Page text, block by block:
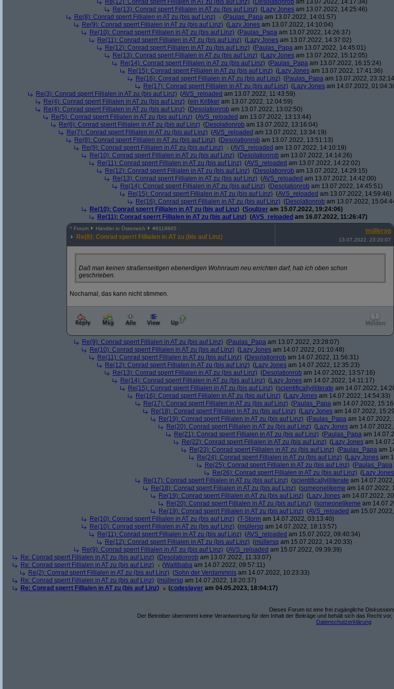
Re(12): Conrad sperrt Fillialen in AT zu (bis auf Linz) (Desolationrob am 13.07.2022, 14:17:34)
Re(13): Conrad sperrt Fillialen in AT zu (bis auf Linz) (Lazy Jones am 13.07.2022, 14:25:46)
Re(8): Conrad sperrt Fillialen in AT zu (bis auf Linz)
(Paulas_Papa am 13.07.2022, 14:01:57)
Re(9): Conrad sperrt Fillialen in AT zu (bis auf Linz) (Lazy Jones am 13.07.2022, 14:10:04)
Re(10): Conrad sperrt Fillialen in AT zu (bis auf Linz) (Paulas_Papa am 13.07.2022, 14:26:37)
Re(11): Conrad sperrt Fillialen in AT zu (bis auf Linz) (Lazy Jones am 13.07.2022, 14:37:02)
Re(12): Conrad sperrt Fillialen in AT zu (bis auf Linz) (Paulas_Papa am 13.07.2022, 14:45:01)
Re(13): Conrad sperrt Fillialen in AT zu (bis auf Linz) (Lazy Jones am 13.07.2022, 15:12:05)
Re(14): Conrad sperrt Fillialen in AT zu (bis auf Linz) (Paulas_Papa am 13.07.2022, 16:15:24)
Re(15): Conrad sperrt Fillialen in AT zu (bis auf Linz) (Lazy Jones am 13.07.2022, 17:41:36)
Re(16): Conrad sperrt Fillialen in AT zu (bis auf Linz) (Paulas_Papa am 13.07.2022,
Re(17): Conrad sperrt Fillialen in AT zu (bis auf Linz) (Lazy Jones am 14.07.2022,
Re(3): Conrad sperrt Fillialen in AT zu (bis auf Linz) (AVS_reloaded am 13.07.2022, 11:43:59)
Re(4): Conrad sperrt Fillialen in AT zu (bis auf Linz) (ein Kritiker am 13.07.2022, 12:04:59)
Re(4): Conrad sperrt Fillialen in AT zu (bis auf Linz) (Desolationrob am 13.07.2022, 13:02:50)
Re(5): Conrad sperrt Fillialen in AT zu (bis auf Linz) (AVS_reloaded am 13.07.2022, 13:13:44)
Re(6): Conrad sperrt Fillialen in AT zu (bis auf Linz) (Desolationrob am 13.07.2022, 13:16:04)
Re(7): Conrad sperrt Fillialen in AT zu (bis auf Linz) (AVS_reloaded am 13.07.2022, 13:34:19)
Re(8): Conrad sperrt Fillialen in AT zu (bis auf Linz) (Desolationrob am 13.07.2022, 13:51:13)
Re(9): Conrad sperrt Fillialen in AT zu (bis auf Linz)
(AVS_reloaded am 13.07.2022, 14:10:19)
Re(10): Conrad sperrt Fillialen in AT zu (bis auf Linz) (Desolationrob am 13.07.2022, 14:14:26)
Re(11): Conrad sperrt Fillialen in AT zu (bis auf Linz) (AVS_reloaded am 13.07.2022, 14:22:02)
Re(12): Conrad sperrt Fillialen in AT zu (bis auf Linz) (Desolationrob am 13.07.2022, 14:29:15)
Re(13): Conrad sperrt Fillialen in AT zu (bis auf Linz) (AVS_reloaded am 13.07.2022, 14:42:00)
Re(14): Conrad sperrt Fillialen in AT zu (bis auf Linz) (Desolationrob am 13.07.2022, 14:45:51)
Re(15): Conrad sperrt Fillialen in AT zu (bis auf Linz) (AVS_reloaded am 13.07.2022, 14:59:46)
Re(16): Conrad sperrt Fillialen in AT zu (bis auf Linz) (Desolationrob am 13.07.2022,
Re(10): Conrad sperrt Fillialen in AT zu (bis auf Linz) (Soulizer am 15.07.2022, 19:24:06)
Re(11): Conrad sperrt Fillialen in AT zu (bis auf Linz) (AVS_reloaded am 16.07.2022, 11:26:47)
^ Forum Händler in Österreich #8119865
Re(8): Conrad sperrt Fillialen in AT zu (bis auf Linz)
müllersq
13.07.2022, 23:20:07
Daß man keinen straßenseitigen ebenerdigen Wohnraum neu errichten darf, hab ich oben schon
geschrieben.
Nochamal, das kann nicht stimmen.
Re(9): Conrad sperrt Fillialen in AT zu (bis auf Linz) (Paulas_Papa am 13.07.2022, 23:28:07)
Re(10): Conrad sperrt Fillialen in AT zu (bis auf Linz) (Lazy Jones am 14.07.2022, 01:10:48)
Re(11): Conrad sperrt Fillialen in AT zu (bis auf Linz) (Desolationrob am 14.07.2022, 11:56:31)
Re(12): Conrad sperrt Fillialen in AT zu (bis auf Linz) (Lazy Jones am 14.07.2022, 12:35:23)
Re(13): Conrad sperrt Fillialen in AT zu (bis auf Linz) (Desolationrob am 14.07.2022, 13:57:16)
Re(14): Conrad sperrt Fillialen in AT zu (bis auf Linz) (Lazy Jones am 14.07.2022, 14:11:17)
Re(15): Conrad sperrt Fillialen in AT zu (bis auf Linz) (scientificallyilliterate am 14.07.2022,
Re(16): Conrad sperrt Fillialen in AT zu (bis auf Linz) (Lazy Jones am 14.07.2022, 14:54:33)
Re(17): Conrad sperrt Fillialen in AT zu (bis auf Linz) (Paulas_Papa am 14.07.2022,
Re(18): Conrad sperrt Fillialen in AT zu (bis auf Linz) (Lazy Jones am 14.07.2022,
Re(19): Conrad sperrt Fillialen in AT zu (bis auf Linz) (Paulas_Papa am 14.07.2022,
Re(20): Conrad sperrt Fillialen in AT zu (bis auf Linz) (Lazy Jones am
Re(21): Conrad sperrt Fillialen in AT zu (bis auf Linz) (Paulas_Papa am
Re(22): Conrad sperrt Fillialen in AT zu (bis auf Linz) (Lazy Jones am
Re(23): Conrad sperrt Fillialen in AT zu (bis auf Linz) (Paulas_Papa am
Re(24): Conrad sperrt Fillialen in AT zu (bis auf Linz) (Lazy Jones am
Re(25): Conrad sperrt Fillialen in AT zu (bis auf Linz) (Paulas_Papa
Re(26): Conrad sperrt Fillialen in AT zu (bis auf Linz) (Lazy Jones
Re(17): Conrad sperrt Fillialen in AT zu (bis auf Linz) (scientificallyilliterate am
Re(18): Conrad sperrt Fillialen in AT zu (bis auf Linz) (someonelikeme am 14.07.2022,
Re(19): Conrad sperrt Fillialen in AT zu (bis auf Linz) (Lazy Jones am 14.07.2022,
Re(20): Conrad sperrt Fillialen in AT zu (bis auf Linz) (someonelikeme am
Re(19): Conrad sperrt Fillialen in AT zu (bis auf Linz) (AVS_reloaded am
Re(10): Conrad sperrt Fillialen in AT zu (bis auf Linz) (T-Storm am 14.07.2022, 03:13:40)
Re(10): Conrad sperrt Fillialen in AT zu (bis auf Linz) (müllersq am 14.07.2022, 18:13:57)
Re(11): Conrad sperrt Fillialen in AT zu (bis auf Linz) (AVS_reloaded am 15.07.2022, 09:40:34)
Re(12): Conrad sperrt Fillialen in AT zu (bis auf Linz) (müllersq am 15.07.2022, 14:20:33)
Re(9): Conrad sperrt Fillialen in AT zu (bis auf Linz) (AVS_reloaded am 15.07.2022, 09:39:39)
Re: Conrad sperrt Fillialen in AT zu (bis auf Linz) (Desolationrob am 13.07.2022, 11:33:07)
Re: Conrad sperrt Fillialen in AT zu (bis auf Linz)
(Waltibaba am 14.07.2022, 09:57:11)
Re(2): Conrad sperrt Fillialen in AT zu (bis auf Linz) (Sohn der Verdammnis am 14.07.2022, 10:23:33)
Re: Conrad sperrt Fillialen in AT zu (bis auf Linz) (müllersq am 14.07.2022, 18:20:37)
Re: Conrad sperrt Fillialen in AT zu (bis auf Linz)
(codeslayer am 04.05.2023, 18:04:17)
Dieses Forum ist eine frei zugängliche
Der Betreiber übernimmt keine Verantwortung für den Inhalt der Beiträge und behält sich das Recht
Datenschutzerklärung